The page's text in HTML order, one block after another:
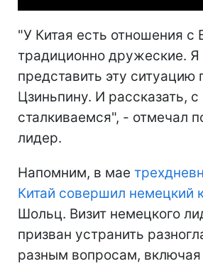
"У Китая есть отношения с
традиционно дружеские. Я
представить эту ситуацию
Цзиньпину. И рассказать,
сталкиваемся", - отмечал
лидер.
Напомним, в мае
Китай совершил немецкий
Шольц. Визит немецкого
призван устранить
разным вопросам,